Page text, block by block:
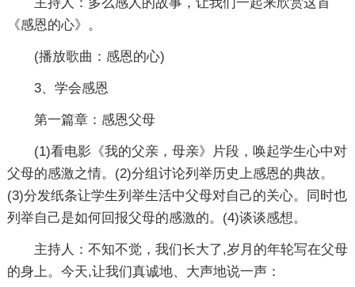
《感恩的心》。
(播放歌曲：感恩的心)
3、学会感恩
第一篇章：感恩父母
(1)看电影《我的父亲，母亲》片段，唤起学生心中对
父母的感激之情。(2)分组讨论列举历史上感恩的典故。
(3)分发纸条让学生列举生活中父母对自己的关心。同时也
列举自己是如何回报父母的感激的。(4)谈谈感想。
主持人：不知不觉，我们长大了,岁月的年轮写在父母
的身上。今天,让我们真诚地、大声地说一声：